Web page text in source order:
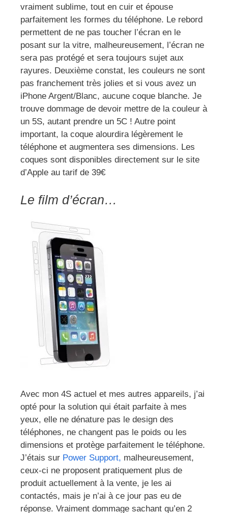
vraiment sublime, tout en cuir et épouse
parfaitement les formes du téléphone. Le rebord
permettent de ne pas toucher l’écran en le
posant sur la vitre, malheureusement, l’écran ne
sera pas protégé et sera toujours sujet aux
rayures. Deuxième constat, les couleurs ne sont
pas franchement très jolies et si vous avez un
iPhone Argent/Blanc, aucune coque blanche. Je
trouve dommage de devoir mettre de la couleur à
un 5S, autant prendre un 5C ! Autre point
important, la coque alourdira légèrement le
téléphone et augmentera ses dimensions. Les
coques sont disponibles directement sur le site
d’Apple au tarif de 39€
Le film d’écran…
Avec mon 4S actuel et mes autres appareils, j’ai
opté pour la solution qui était parfaite à mes
yeux, elle ne dénature pas le design des
téléphones, ne changent pas le poids ou les
dimensions et protège parfaitement le téléphone.
J’étais sur Power Support, malheureusement,
ceux-ci ne proposent pratiquement plus de
produit actuellement à la vente, je les ai
contactés, mais je n’ai à ce jour pas eu de
réponse. Vraiment dommage sachant qu’en 2